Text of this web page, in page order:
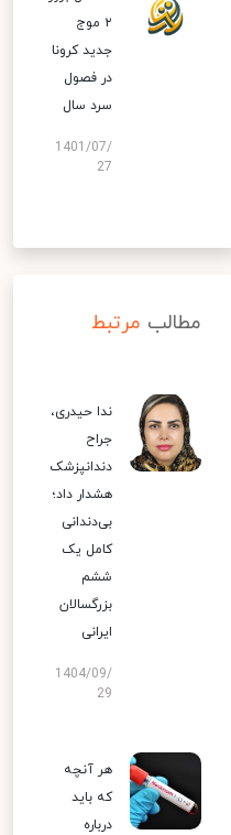
۲ موج
جدید کرونا
در فصول
سرد سال
1401/07/
27
مطالب مرتبط
ندا حیدری،
جراح
دندانپزشک
هشدار داد؛
بی‌دندانی
کامل یک
ششم
بزرگسالان
ایرانی
1404/09/
29
هر آنچه
که باید
درباره